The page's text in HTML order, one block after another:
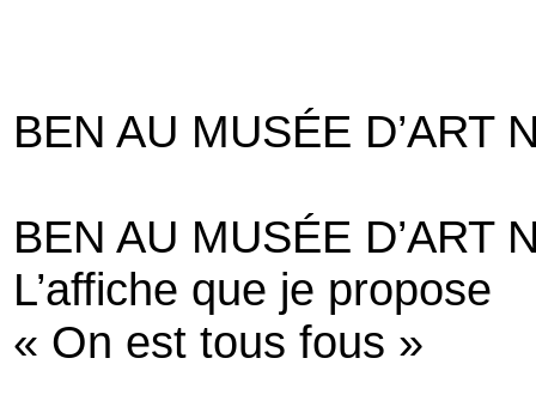
BEN AU MUSÉE D’ART
BEN AU MUSÉE D’ART
L’affiche que je propose
« On est tous fous »